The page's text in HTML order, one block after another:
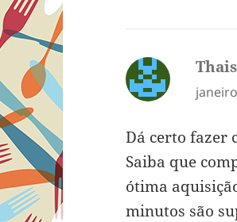
Thais
Dá certo fazer
Saiba que
ótima
minutos são